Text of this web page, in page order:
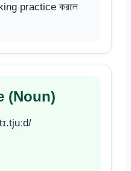
practice করলে
(Noun)